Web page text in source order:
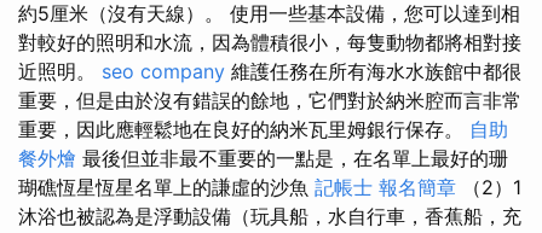
約5厘米（沒有天線）。 使用一些基本設備，您可以達到相
對較好的照明和水流，因為體積很小，每隻動物都將相對接
近照明。 seo company 維護任務在所有海水水族館中都很
重要，但是由於沒有錯誤的餘地，它們對於納米腔而言非常
重要，因此應輕鬆地在良好的納米瓦里姆銀行保存。 自助
餐外燴 最後但並非最不重要的一點是，在名單上最好的珊
瑚礁恆星恆星名單上的謙虛的沙魚 記帳士 報名簡章 （2）1
沐浴也被認為是浮動設備（玩具船，水自行車，香蕉船，充